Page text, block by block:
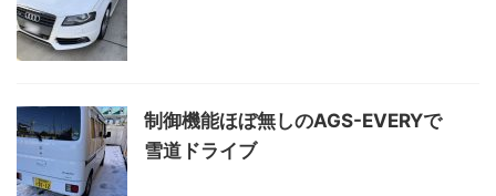
制御機能ほぼ無しのAGS-EVERYで
雪道ドライブ